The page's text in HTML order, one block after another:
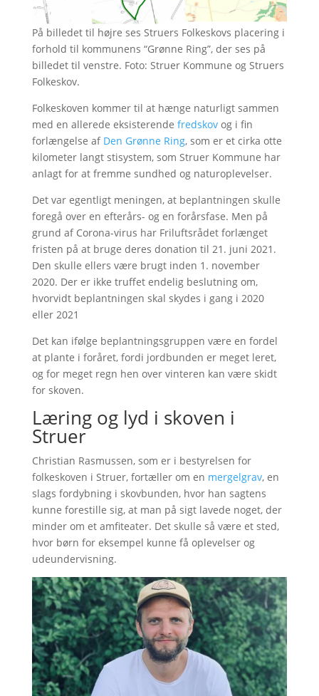
På billedet til højre ses Struers Folkeskovs placering i
forhold til kommunens “Grønne Ring”, der ses på
billedet til venstre. Foto: Struer Kommune og Struers
Folkeskov.
Folkeskoven kommer til at hænge naturligt sammen
med en allerede eksisterende fredskovog i fin
forlængelse af Den Grønne Ring, som er et cirka otte
kilometer langt stisystem, som Struer Kommune har
anlagt for at fremme sundhed og naturoplevelser.
Det var egentligt meningen, at beplantningen skulle
foregå over en efterårs- og en forårsfase. Men på
grund af Corona-virus har Friluftsrådet forlænget
fristen på at bruge deres donation til 21. juni 2021.
Den skulle ellers være brugt inden 1. november
2020. Der er ikke truffet endelig beslutning om,
hvorvidt beplantningen skal skydes i gang i 2020
eller 2021
Det kan ifølge beplantningsgruppen være en fordel
at plante i foråret, fordi jordbunden er meget leret,
og for meget regn hen over vinteren kan være skidt
for skoven.
Læring og lyd i skoven i
Struer
Christian Rasmussen, som er i bestyrelsen for
folkeskoven i Struer, fortæller om en mergelgrav, en
slags fordybning i skovbunden, hvor han sagtens
kunne forestille sig, at man på sigt lavede noget, der
minder om et amfiteater. Det skulle så være et sted,
hvor børn for eksempel kunne få oplevelser og
udeundervisning.